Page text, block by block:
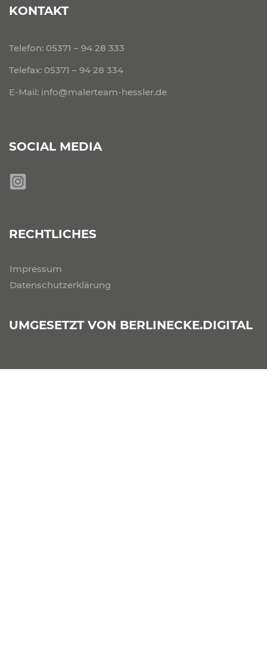
KONTAKT
Telefon: 05371 – 94 28 333
Telefax: 05371 – 94 28 334
E-Mail: info@malerteam-hessler.de
SOCIAL MEDIA
RECHTLICHES
Impressum
Datenschutzerklärung
UMGESETZT VON BERLINECKE.DIGITAL